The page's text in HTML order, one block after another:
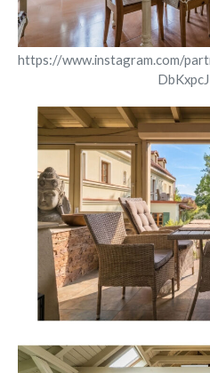
https://www.instagram.com/